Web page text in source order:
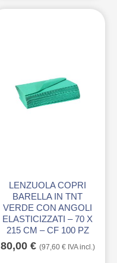
LENZUOLA COPRI
BARELLA IN TNT
VERDE CON ANGOLI
ELASTICIZZATI – 70 X
215 CM – CF 100 PZ
80,00 € (97,60 €IVA incl.)